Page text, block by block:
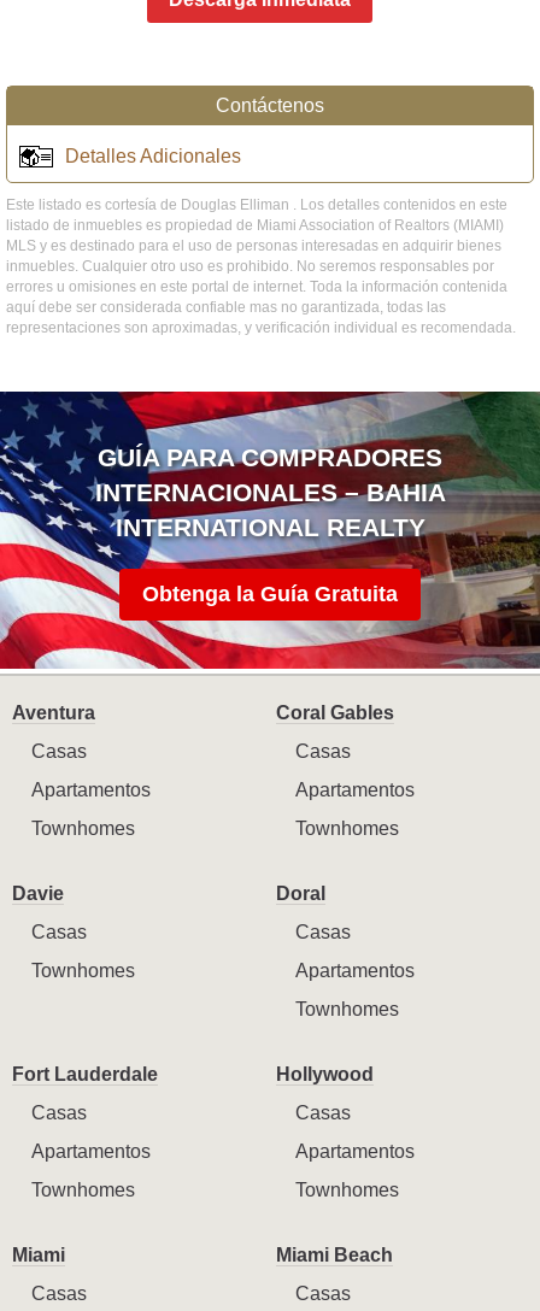
Contáctenos
Detalles Adicionales
Este listado es cortesía de Douglas Elliman . Los detalles contenidos en este
listado de inmuebles es propiedad de Miami Association of Realtors (MIAMI)
MLS y es destinado para el uso de personas interesadas en adquirir bienes
inmuebles. Cualquier otro uso es prohibido. No seremos responsables por
errores u omisiones en este portal de internet. Toda la información contenida
aquí debe ser considerada confiable mas no garantizada, todas las
representaciones son aproximadas, y verificación individual es recomendada.
GUÍA PARA COMPRADORES
INTERNACIONALES – BAHIA
INTERNATIONAL REALTY
Obtenga la Guía Gratuita
Aventura
Casas
Apartamentos
Townhomes
Coral Gables
Casas
Apartamentos
Townhomes
Davie
Casas
Townhomes
Doral
Casas
Apartamentos
Townhomes
Fort Lauderdale
Casas
Apartamentos
Townhomes
Hollywood
Casas
Apartamentos
Townhomes
Miami
Casas
Miami Beach
Casas